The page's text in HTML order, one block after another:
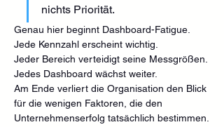
nichts Priorität.
Genau hier beginnt Dashboard-Fatigue.
Jede Kennzahl erscheint wichtig.
Jeder Bereich verteidigt seine Messgrößen.
Jedes Dashboard wächst weiter.
Am Ende verliert die Organisation den Blick
für die wenigen Faktoren, die den
Unternehmenserfolg tatsächlich bestimmen.